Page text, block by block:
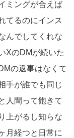
ミングが合えば
てるのにインス
んでしてくれな
XのDMが続いた
の返事はなくて
手が誰でも同じ
人間って飽きて
上がるし知らな
月経つと日常に